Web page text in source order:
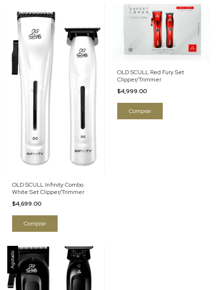
OLD SCULL Infinity Combo
White Set Clipper/Trimmer
$4,699.00
OLD SCULL Red Fury Set
Clipper/Trimmer
$4,999.00
Agotado